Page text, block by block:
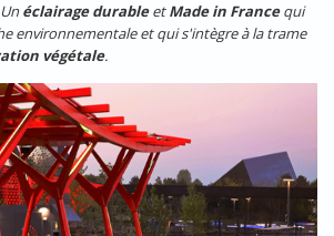
éclairage durableetMade in Francequi
environnementale et qui s'intègre à la trame
végétale.